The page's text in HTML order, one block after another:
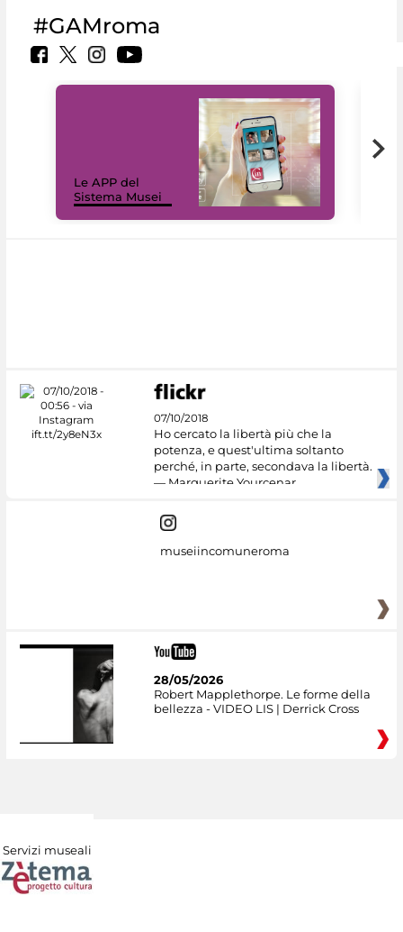
#GAMroma
Le APP del
Sistema Musei
07/10/2018
Ho cercato la libertà più che la
potenza, e quest'ultima soltanto
perché, in parte, secondava la libertà.
— Marguerite Yourcenar
museiincomuneroma
28/05/2026
Robert Mapplethorpe. Le forme della
bellezza - VIDEO LIS | Derrick Cross
Servizi museali